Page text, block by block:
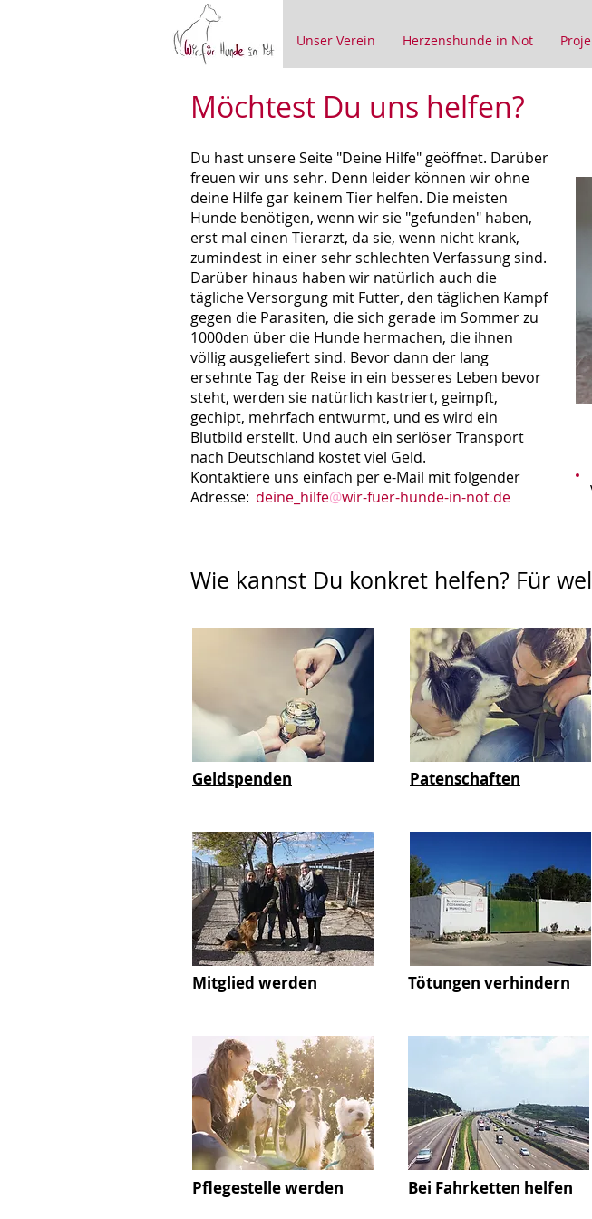
Unser Verein Herzenshunde in Not
Möchtest Du uns helfen?
Du hast unsere Seite "Deine Hilfe" geöffnet. Darüber
freuen wir uns sehr. Denn leider können wir ohne
deine Hilfe gar keinem Tier helfen. Die meisten
Hunde benötigen, wenn wir sie "gefunden" haben,
erst mal einen Tierarzt, da sie, wenn nicht krank,
zumindest in einer sehr schlechten Verfassung sind.
Darüber hinaus haben wir natürlich auch die
tägliche Versorgung mit Futter, den täglichen Kampf
gegen die Parasiten, die sich gerade im Sommer zu
1000den über die Hunde hermachen, die ihnen
völlig ausgeliefert sind. Bevor dann der lang
ersehnte Tag der Reise in ein besseres Leben bevor
steht, werden sie natürlich kastriert, geimpft,
gechipt, mehrfach entwurmt, und es wird ein
Blutbild erstellt. Und auch ein seriöser Transport
nach Deutschland kostet viel Geld.
Kontaktiere uns einfach per e-Mail mit folgender
Adresse: deine_hilfe@wir-fuer-hunde-in-not.de
Wie kannst Du konkret helfen? Für
Geldspenden Patenschaften
Mitglied werden Tötungen verhindern
Pflegestelle werden Bei Fahrketten helfen